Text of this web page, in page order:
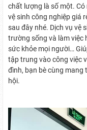
chất lượng là số một.
vệ sinh công nghiệp giá
sau đây nhé. Dịch vụ vệ
trường sống và làm việc
sức khỏe mọi người…
tập trung vào công việc
đình, bạn bè cùng mang
hội.